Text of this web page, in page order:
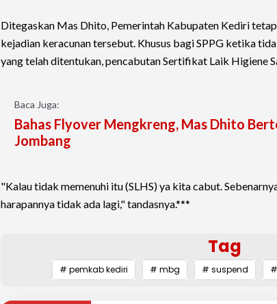
Ditegaskan Mas Dhito, Pemerintah Kabupaten Kediri
kejadian keracunan tersebut. Khusus bagi SPPG ketika
yang telah ditentukan, pencabutan Sertifikat Laik Higiene
Baca Juga:
Bahas Flyover Mengkreng, Mas Dhito
Jombang
"Kalau tidak memenuhi itu (SLHS) ya kita cabut.
harapannya tidak ada lagi," tandasnya.***
Tag
# pemkab kediri # mbg # suspend